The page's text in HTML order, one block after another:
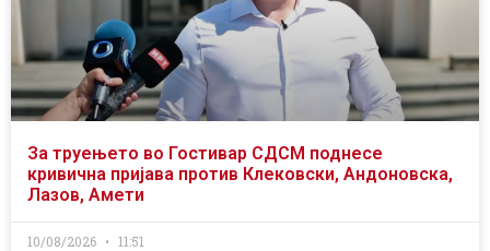
За труењето во Гостивар СДСМ поднесе
кривична пријава против Клековски, Андоновска,
Лазов, Амети
10/08/2026 11:51